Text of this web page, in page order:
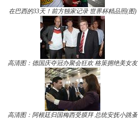
在巴西的33天！前方独家记录 世界杯精品照(图)
高清图：德国庆夺冠办聚会狂欢 格策拥绝美女友
高清图：阿根廷归国梅西受膜拜 总统安抚小跳蚤